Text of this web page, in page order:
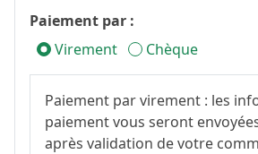
Paiement par :
Virement
Chèque
Paiement par virement : les
paiement vous seront
après validation de votre